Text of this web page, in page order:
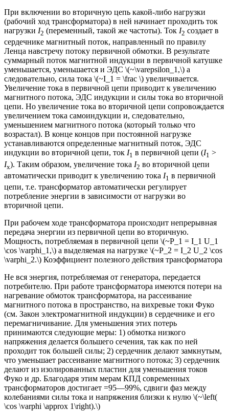
При включении во вторичную цепь какой-либо нагрузки
(рабочий ход трансформатора) в ней начинает проходить ток
нагрузки I2 (переменный, такой же частоты). Ток I2 создает в
сердечнике магнитный поток, направленный по правилу
Ленца навстречу потоку первичной обмотки. В результате
суммарный поток магнитной индукции в первичной катушке
уменьшается, уменьшается и ЭДС \(~\varepsilon_1,\) а
следовательно, сила тока \(~I_1 = \frac \) увеличивается.
Увеличение тока в первичной цепи приводит к увеличению
магнитного потока, ЭДС индукции и силы тока во вторичной
цепи. Но увеличение тока во вторичной цепи сопровождается
увеличением тока самоиндукции и, следовательно,
уменьшением магнитного потока (который только что
возрастал). В конце концов при постоянной нагрузке
устанавливаются определенные магнитный поток, ЭДС
индукции во вторичной цепи, ток I1 в первичной цепи (I1 >
Ix). Таким образом, увеличение тока I2 во вторичной цепи
автоматически приводит к увеличению тока I1 в первичной
цепи, т.е. трансформатор автоматически регулирует
потребление энергии в зависимости от нагрузки во
вторичной цепи.
При рабочем ходе трансформатора происходит непрерывная
передача энергии из первичной цепи во вторичную.
Мощность, потребляемая в первичной цепи \(~P_1 = I_1 U_1
\cos \varphi_1,\) а выделяемая на нагрузке \(~P_2 = I_2 U_2 \cos
\varphi_2.\) Коэффициент полезного действия трансформатора
Не вся энергия, потребляемая от генератора, передается
потребителю. При работе трансформатора имеются потери на
нагревание обмоток трансформатора, на рассеивание
магнитного потока в пространство, на вихревые токи Фуко
(см. Закон электромагнитной индукции) в сердечнике и его
перемагничивание. Для уменьшения этих потерь
принимаются следующие меры: 1) обмотка низкого
напряжения делается большего сечения, так как по ней
проходит ток большей силы; 2) сердечник делают замкнутым,
что уменьшает рассеивание магнитного потока; 3) сердечник
делают из изолированных пластин для уменьшения токов
Фуко и др. Благодаря этим мерам КПД современных
трансформаторов достигает =95—99%, сдвиги фаз между
колебаниями силы тока и напряжения близки к нулю \(~\left(
\cos \varphi \approx 1\right).\)